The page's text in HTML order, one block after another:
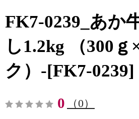
FK7-0239_あか
し1.2kg （300ｇ
ク）-[FK7-0239]
0 （0）